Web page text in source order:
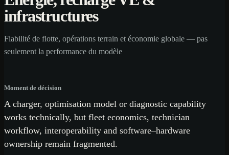
infrastructures
Fiabilité de flotte, opérations terrain et économie globale — pas
seulement la performance du modèle
Moment de décision
A charger, optimisation model or diagnostic capability
works technically, but fleet economics, technician
workflow, interoperability and software–hardware
ownership remain fragmented.